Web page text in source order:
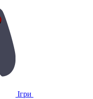
Ігри